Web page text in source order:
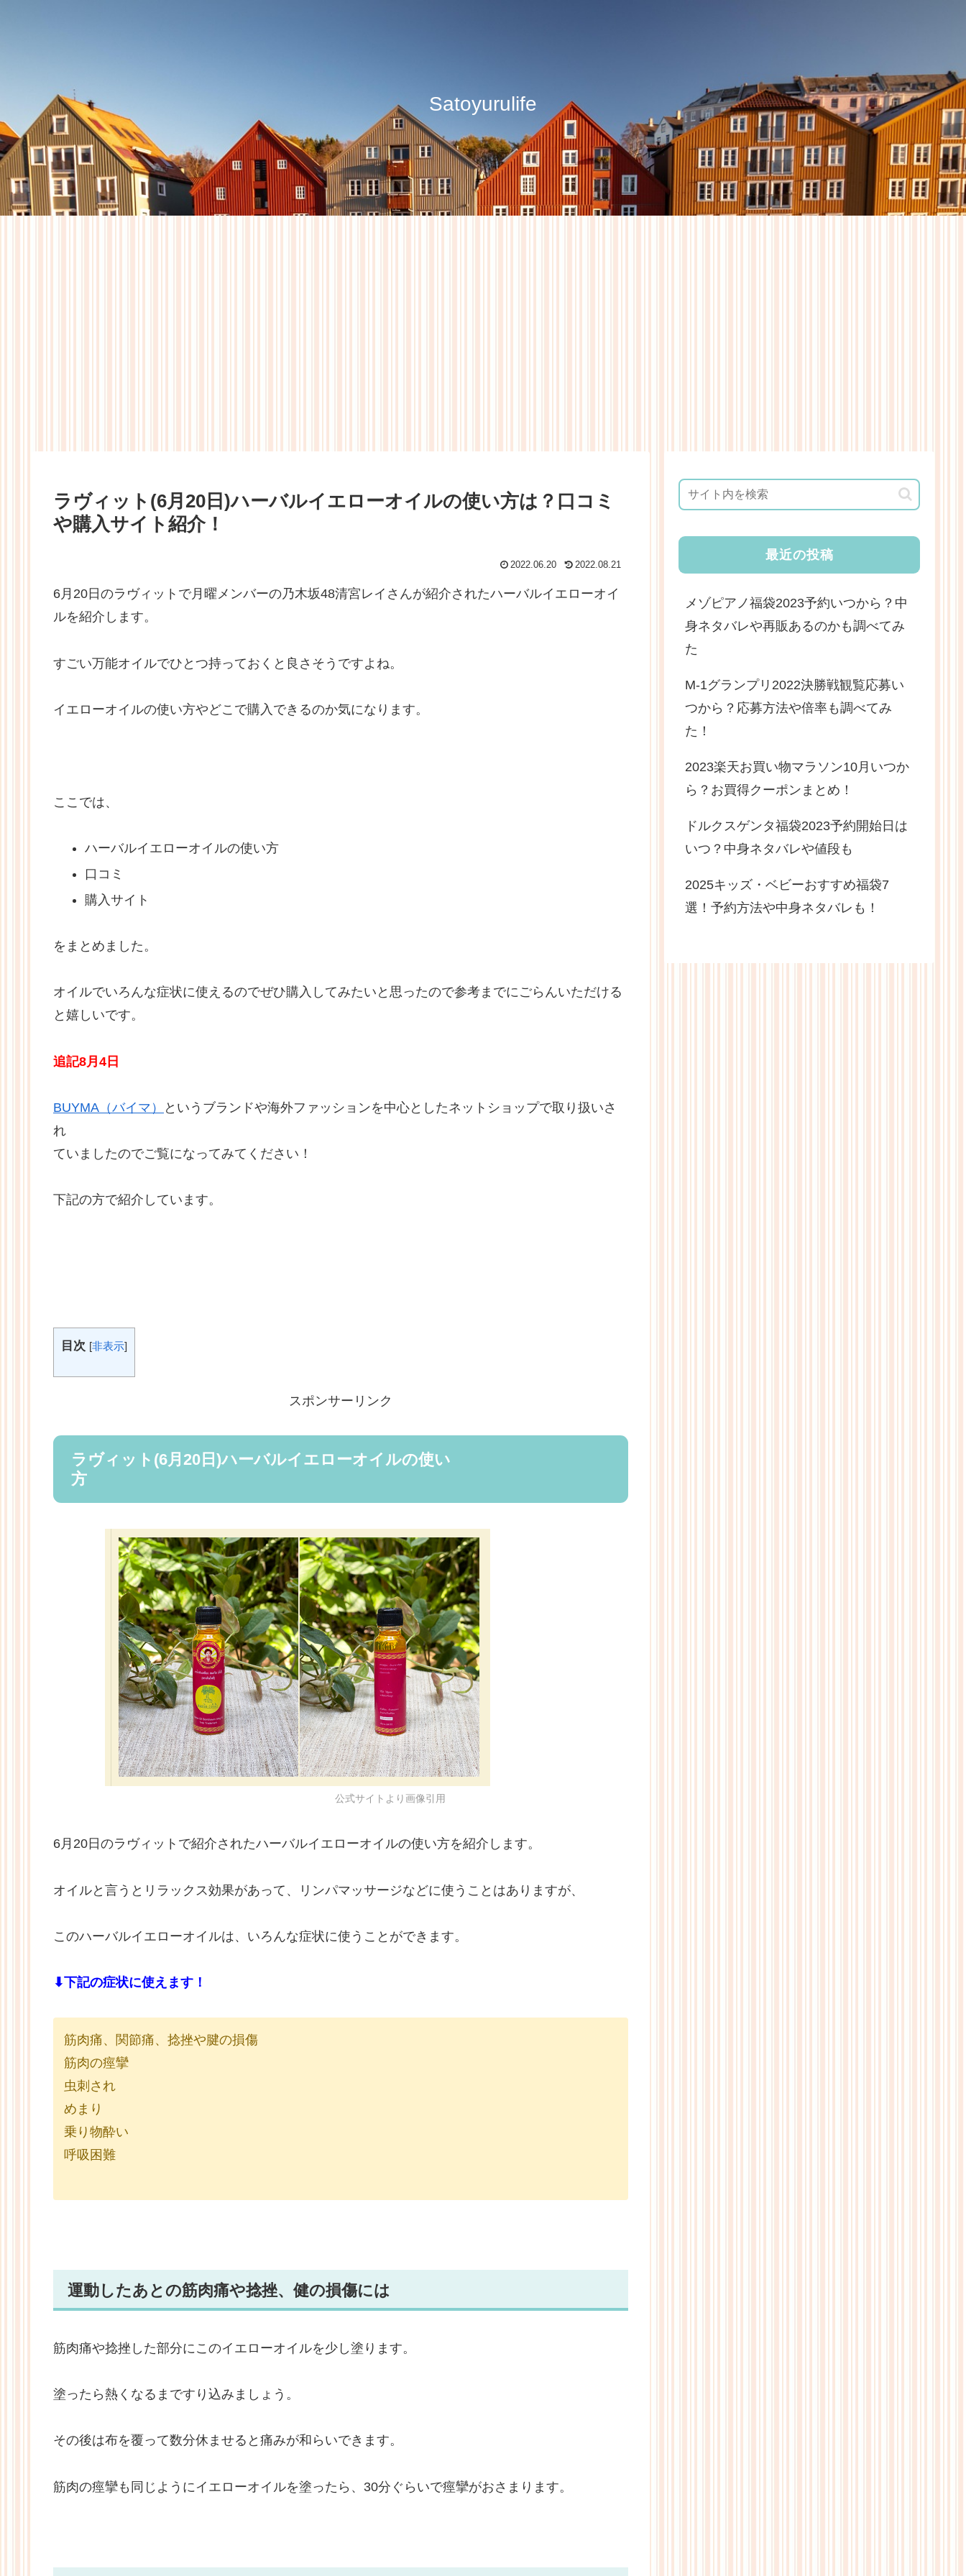
Satoyurulife
ラヴィット(6月20日)ハーバルイエローオイルの使い方は？口コミ
や購入サイト紹介！
2022.06.20 2022.08.21
6月20日のラヴィットで月曜メンバーの乃木坂48清宮レイさんが紹介されたハーバルイエローオイ
ルを紹介します。
すごい万能オイルでひとつ持っておくと良さそうですよね。
イエローオイルの使い方やどこで購入できるのか気になります。
ここでは、
ハーバルイエローオイルの使い方
口コミ
購入サイト
をまとめました。
オイルでいろんな症状に使えるのでぜひ購入してみたいと思ったので参考までにごらんいただける
と嬉しいです。
追記8月4日
BUYMA（バイマ）
というブランドや海外ファッションを中心としたネットショップで取り扱いさ
れ
ていましたのでご覧になってみてください！
下記の方で紹介しています。
目次 [非表示]
スポンサーリンク
ラヴィット(6月20日)ハーバルイエローオイルの使い
方
公式サイトより画像引用
6月20日のラヴィットで紹介されたハーバルイエローオイルの使い方を紹介します。
オイルと言うとリラックス効果があって、リンパマッサージなどに使うことはありますが、
このハーバルイエローオイルは、いろんな症状に使うことができます。
⬇下記の症状に使えます！
筋肉痛、関節痛、捻挫や腱の損傷
筋肉の痙攣
虫刺され
めまり
乗り物酔い
呼吸困難
運動したあとの筋肉痛や捻挫、健の損傷には
筋肉痛や捻挫した部分にこのイエローオイルを少し塗ります。
塗ったら熱くなるまですり込みましょう。
その後は布を覆って数分休ませると痛みが和らいできます。
筋肉の痙攣も同じようにイエローオイルを塗ったら、30分ぐらいで痙攣がおさまります。
最近の投稿
メゾピアノ福袋2023予約いつから？中
身ネタバレや再販あるのかも調べてみ
た
M-1グランプリ2022決勝戦観覧応募い
つから？応募方法や倍率も調べてみ
た！
2023楽天お買い物マラソン10月いつか
ら？お買得クーポンまとめ！
ドルクスゲンタ福袋2023予約開始日は
いつ？中身ネタバレや値段も
2025キッズ・ベビーおすすめ福袋7
選！予約方法や中身ネタバレも！